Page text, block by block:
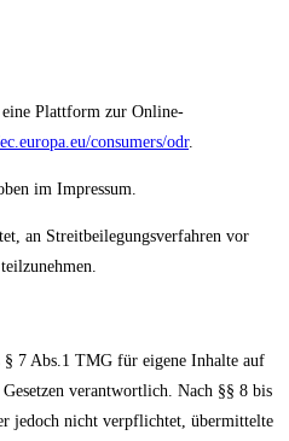
Plattform zur Online-
consumers/odr.
im Impressum.
an Streitbeilegungsverfahren vor
7 Abs.1 TMG für eigene Inhalte auf
verantwortlich. Nach §§ 8 bis
jedoch nicht verpflichtet, übermittelte